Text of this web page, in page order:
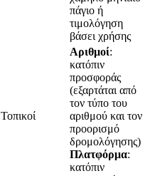
πάγιο ή
τιμολόγηση
βάσει χρήσης
Τοπικοί
Αριθμοί:
κατόπιν
προσφοράς
(εξαρτάται από
τον τύπο του
αριθμού και τον
προορισμό
δρομολόγησης)
Πλατφόρμα:
κατόπιν